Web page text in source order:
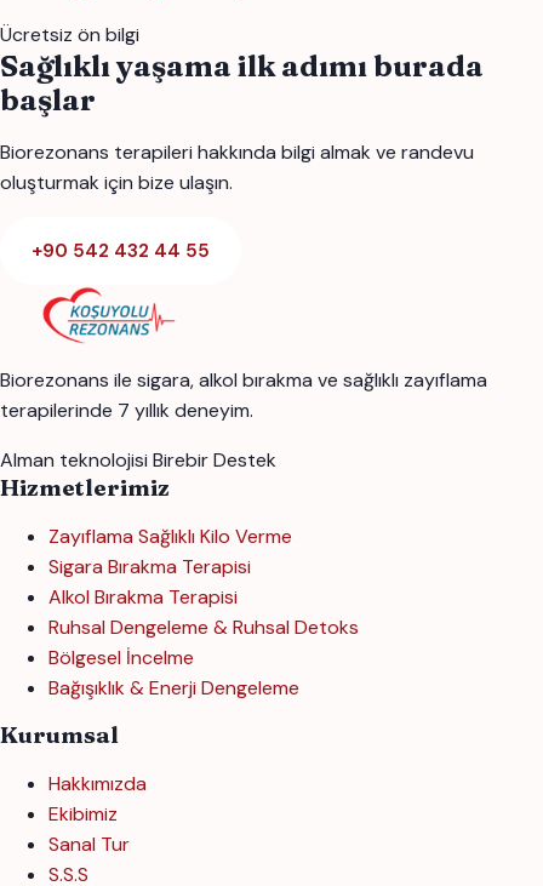
Ücretsiz ön bilgi
Sağlıklı yaşama ilk adımı burada
başlar
Biorezonans terapileri hakkında bilgi almak ve randevu
oluşturmak için bize ulaşın.
+90 542 432 44 55
Biorezonans ile sigara, alkol bırakma ve sağlıklı zayıflama
terapilerinde 7 yıllık deneyim.
Alman teknolojisi Birebir Destek
Hizmetlerimiz
Zayıflama Sağlıklı Kilo Verme
Sigara Bırakma Terapisi
Alkol Bırakma Terapisi
Ruhsal Dengeleme & Ruhsal Detoks
Bölgesel İncelme
Bağışıklık & Enerji Dengeleme
Kurumsal
Hakkımızda
Ekibimiz
Sanal Tur
S.S.S